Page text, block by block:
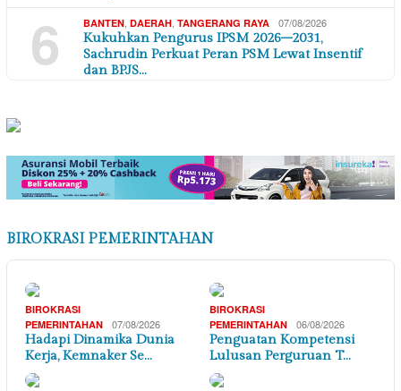
6 BANTEN DAERAH TANGERANG RAYA 07/08/2026
Kukuhkan Pengurus IPSM 2026–2031,
Sachrudin Perkuat Peran PSM Lewat Insentif
dan BPJS…
BIROKRASI PEMERINTAHAN
BIROKRASI
PEMERINTAHAN
07/08/2026
Hadapi Dinamika Dunia
Kerja, Kemnaker Se…
BIROKRASI
PEMERINTAHAN
06/08/2026
Penguatan Kompetensi
Lulusan Perguruan T…